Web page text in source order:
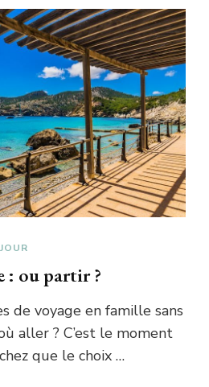
: ou partir ?
de voyage en famille sans
aller ? C’est le moment
que le choix …